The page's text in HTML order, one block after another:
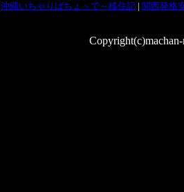
沖縄いちゃりばちょ～で～移住記 | 関西発格